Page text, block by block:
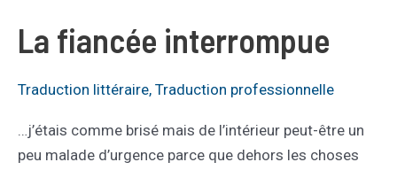
La fiancée interrompue
Traduction littéraire, Traduction professionnelle
…j’étais comme brisé mais de l’intérieur peut-être un
peu malade d’urgence parce que dehors les choses